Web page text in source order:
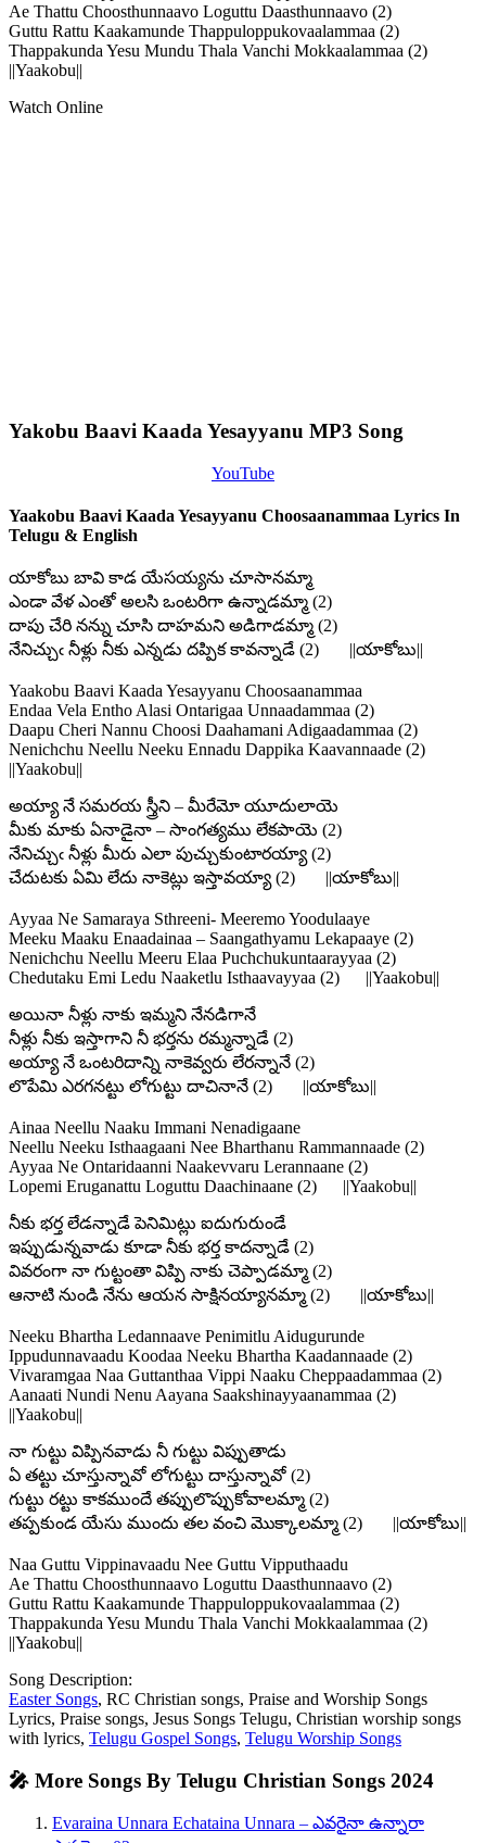
Ae Thattu Choosthunnaavo Loguttu Daasthunnaavo (2)
Guttu Rattu Kaakamunde Thappuloppukovaalammaa (2)
Thappakunda Yesu Mundu Thala Vanchi Mokkaalammaa (2)
||Yaakobu||
Watch Online
Yakobu Baavi Kaada Yesayyanu MP3 Song
YouTube
Yaakobu Baavi Kaada Yesayyanu Choosaanammaa Lyrics In
Telugu & English
యాకోబు బావి కాడ యేసయ్యను చూసానమ్మా
ఎండా వేళ ఎంతో అలసి ఒంటరిగా ఉన్నాడమ్మా (2)
దాపు చేరి నన్ను చూసి దాహమని అడిగాడమ్మా (2)
నేనిచ్చుఁ నీళ్లు నీకు ఎన్నడు దప్పిక కావన్నాడే (2) ||యాకోబు||
Yaakobu Baavi Kaada Yesayyanu Choosaanammaa
Endaa Vela Entho Alasi Ontarigaa Unnaadammaa (2)
Daapu Cheri Nannu Choosi Daahamani Adigaadammaa (2)
Nenichchu Neellu Neeku Ennadu Dappika Kaavannaade (2)
||Yaakobu||
అయ్యా నే సమరయ స్త్రీని – మీరేమో యూదులాయె
మీకు మాకు ఏనాడైనా – సాంగత్యము లేకపాయె (2)
నేనిచ్చుఁ నీళ్లు మీరు ఎలా పుచ్చుకుంటారయ్యా (2)
చేదుటకు ఏమి లేదు నాకెట్లు ఇస్తావయ్యా (2) ||యాకోబు||
Ayyaa Ne Samaraya Sthreeni- Meeremo Yoodulaaye
Meeku Maaku Enaadainaa – Saangathyamu Lekapaaye (2)
Nenichchu Neellu Meeru Elaa Puchchukuntaarayyaa (2)
Chedutaku Emi Ledu Naaketlu Isthaavayyaa (2) ||Yaakobu||
అయినా నీళ్లు నాకు ఇమ్మని నేనడిగానే
నీళ్లు నీకు ఇస్తాగాని నీ భర్తను రమ్మన్నాడే (2)
అయ్యా నే ఒంటరిదాన్ని నాకెవ్వరు లేరన్నానే (2)
లొపేమి ఎరగనట్టు లోగుట్టు దాచినానే (2) ||యాకోబు||
Ainaa Neellu Naaku Immani Nenadigaane
Neellu Neeku Isthaagaani Nee Bharthanu Rammannaade (2)
Ayyaa Ne Ontaridaanni Naakevvaru Lerannaane (2)
Lopemi Eruganattu Loguttu Daachinaane (2) ||Yaakobu||
నీకు భర్త లేడన్నాడే పెనిమిట్లు ఐదుగురుండే
ఇప్పుడున్నవాడు కూడా నీకు భర్త కాదన్నాడే (2)
వివరంగా నా గుట్టంతా విప్పి నాకు చెప్పాడమ్మా (2)
ఆనాటి నుండి నేను ఆయన సాక్షినయ్యానమ్మా (2) ||యాకోబు||
Neeku Bhartha Ledannaave Penimitlu Aidugurunde
Ippudunnavaadu Koodaa Neeku Bhartha Kaadannaade (2)
Vivaramgaa Naa Guttanthaa Vippi Naaku Cheppaadammaa (2)
Aanaati Nundi Nenu Aayana Saakshinayyaanammaa (2)
||Yaakobu||
నా గుట్టు విప్పినవాడు నీ గుట్టు విప్పుతాడు
ఏ తట్టు చూస్తున్నావో లోగుట్టు దాస్తున్నావో (2)
గుట్టు రట్టు కాకముందే తప్పులొప్పుకోవాలమ్మా (2)
తప్పకుండ యేసు ముందు తల వంచి మొక్కాలమ్మా (2) ||యాకోబు||
Naa Guttu Vippinavaadu Nee Guttu Vipputhaadu
Ae Thattu Choosthunnaavo Loguttu Daasthunnaavo (2)
Guttu Rattu Kaakamunde Thappuloppukovaalammaa (2)
Thappakunda Yesu Mundu Thala Vanchi Mokkaalammaa (2)
||Yaakobu||
Song Description:
Easter Songs, RC Christian songs, Praise and Worship Songs
Lyrics, Praise songs, Jesus Songs Telugu, Christian worship songs
with lyrics, Telugu Gospel Songs, Telugu Worship Songs
🎤 More Songs By Telugu Christian Songs 2024
Evaraina Unnara Echataina Unnara – ఎవరైనా ఉన్నారా